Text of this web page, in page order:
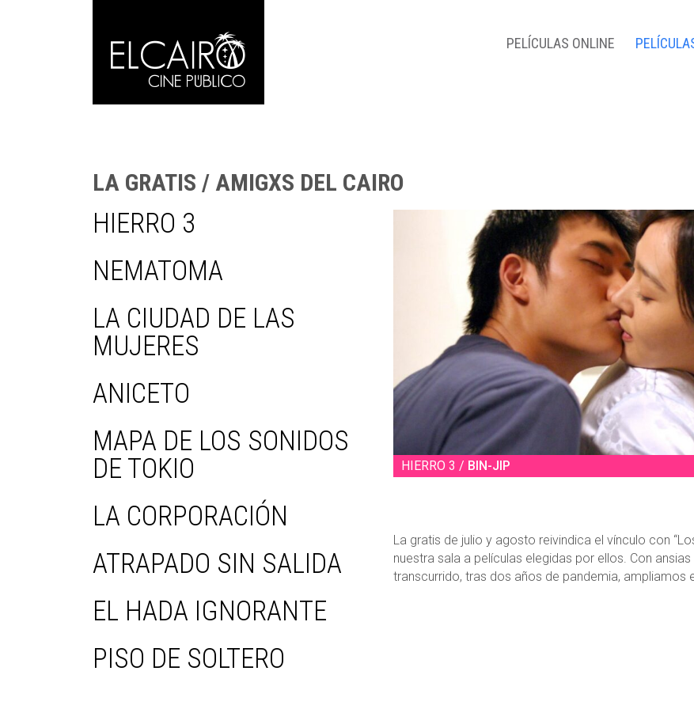
PELÍCULAS ONLINE
LA GRATIS / AMIGXS DEL CAIRO
HIERRO 3
NEMATOMA
LA CIUDAD DE LAS
MUJERES
ANICETO
MAPA DE LOS SONIDOS
DE TOKIO
LA CORPORACIÓN
ATRAPADO SIN SALIDA
EL HADA IGNORANTE
PISO DE SOLTERO
HIERRO 3 / BIN-JIP
La gratis de julio y agosto reivindica el vínculo con
nuestra sala a películas elegidas por ellos. Con
transcurrido, tras dos años de pandemia,